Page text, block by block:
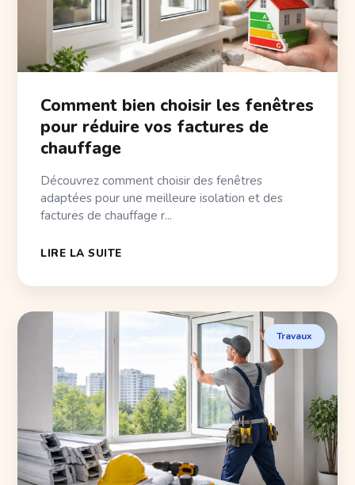
Comment bien choisir les fenêtres
pour réduire vos factures de
chauffage
Découvrez comment choisir des fenêtres
adaptées pour une meilleure isolation et des
factures de chauffage r...
LIRE LA SUITE
Travaux